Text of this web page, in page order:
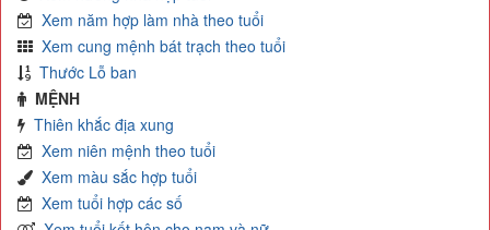
Xem năm hợp làm nhà theo tuổi
Xem cung mệnh bát trạch theo tuổi
Thước Lỗ ban
MỆNH
Thiên khắc địa xung
Xem niên mệnh theo tuổi
Xem màu sắc hợp tuổi
Xem tuổi hợp các số